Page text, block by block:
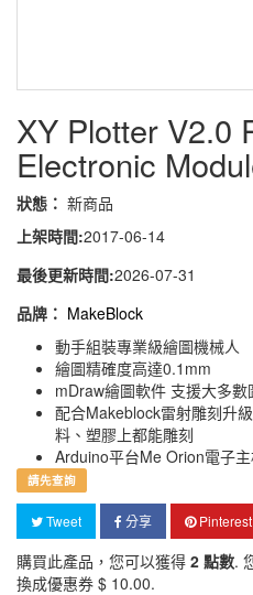
XY Plotter V2.0
Electronic
狀態： 新商品
上架時間:2017-06-14
最後更新時間:2026-07-31
品牌： MakeBlock
動手組裝專業級繪圖機械人
繪圖精確度高達0.1mm
mDraw繪圖軟件 支援大多數
配合Makeblock雷射雕刻升
料、塑膠上都能雕刻
Arduino平台Me Orion電子
請先查詢
Tweet 分享 Pinterest
購買此產品，您可以獲得 2 點數.
換成優惠券 $ 10.00.